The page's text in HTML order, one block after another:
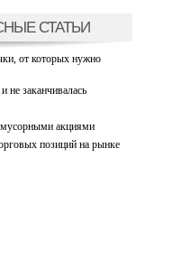
СТАТЬИ
от которых нужно
не заканчивалась
мусорными акциями
позиций на рынке